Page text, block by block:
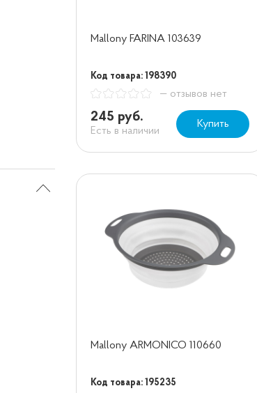
Mallony FARINA 103639
Код товара: 198390
— отзывов нет
245 руб.
Есть в наличии
Купить
Mallony ARMONICO 110660
Код товара: 195235